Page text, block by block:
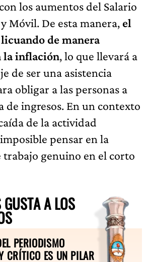
los aumentos del Salario
Móvil. De esta manera, el
de manera
la inflación, lo que llevará a
de ser una asistencia
obligar a las personas a
de ingresos. En un contexto
de la actividad
pensar en la
genuino en el corto
GUSTA A LOS
PERIODISMO
CRÍTICO ES UN PILAR